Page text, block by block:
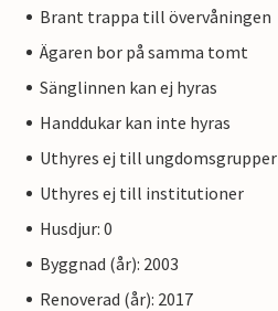
Brant trappa till övervåningen
Ägaren bor på samma tomt
Sänglinnen kan ej hyras
Handdukar kan inte hyras
Uthyres ej till ungdomsgrupper
Uthyres ej till institutioner
Husdjur: 0
Byggnad (år): 2003
Renoverad (år): 2017